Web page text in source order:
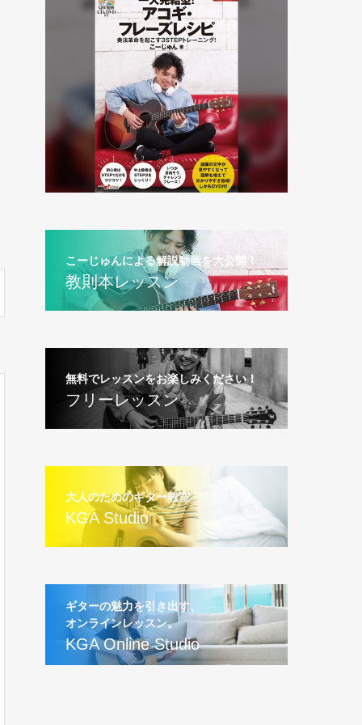
こーじゅんによる解説動画を大公開！
教則本レッスン
無料でレッスンをお楽しみください！
フリーレッスン
大人のためのギター教室
KGA Studio
ギターの魅力を引き出す、
オンラインレッスン。
KGA Online Studio